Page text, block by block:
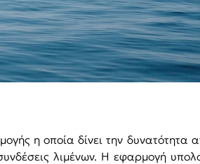
η οποία δίνει την δυνατότητα
λιμένων. Η εφαρμογή